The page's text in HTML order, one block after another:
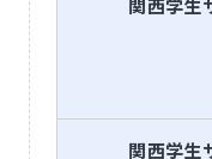
関西学生
関西学生